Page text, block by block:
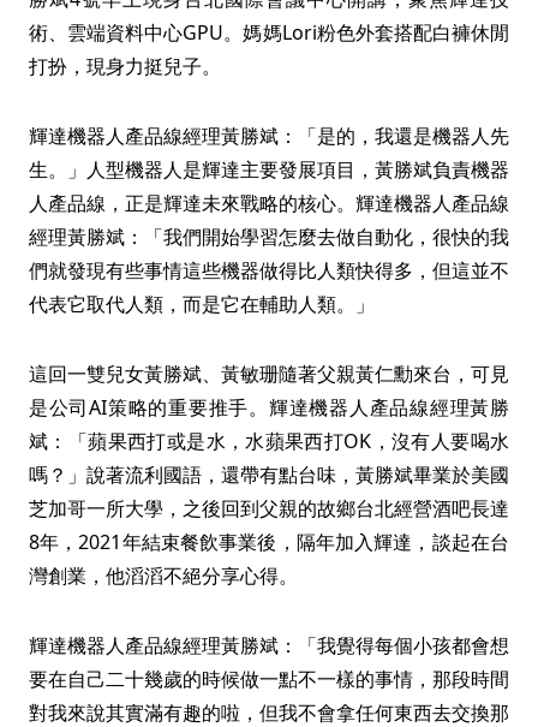
術、雲端資料中心GPU。媽媽Lori粉色外套搭配白褲休閒
打扮，現身力挺兒子。
輝達機器人產品線經理黃勝斌：「是的，我還是機器人先
生。」人型機器人是輝達主要發展項目，黃勝斌負責機器
人產品線，正是輝達未來戰略的核心。輝達機器人產品線
經理黃勝斌：「我們開始學習怎麼去做自動化，很快的我
們就發現有些事情這些機器做得比人類快得多，但這並不
代表它取代人類，而是它在輔助人類。」
這回一雙兒女黃勝斌、黃敏珊隨著父親黃仁勳來台，可見
是公司AI策略的重要推手。輝達機器人產品線經理黃勝
斌：「蘋果西打或是水，水蘋果西打OK，沒有人要喝水
嗎？」說著流利國語，還帶有點台味，黃勝斌畢業於美國
芝加哥一所大學，之後回到父親的故鄉台北經營酒吧長達
8年，2021年結束餐飲事業後，隔年加入輝達，談起在台
灣創業，他滔滔不絕分享心得。
輝達機器人產品線經理黃勝斌：「我覺得每個小孩都會想
要在自己二十幾歲的時候做一點不一樣的事情，那段時間
對我來說其實滿有趣的啦，但我不會拿任何東西去交換那